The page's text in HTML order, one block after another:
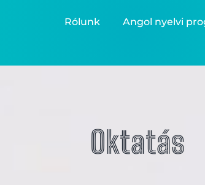
Rólunk Angol nyelvi
Oktatás